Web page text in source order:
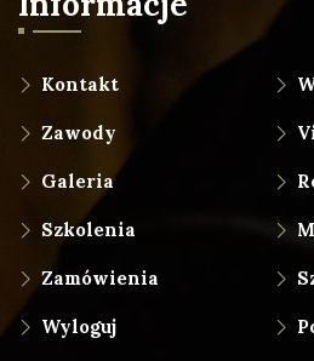
Kontakt
Zawody
Galeria
Szkolenia
Zamówienia
Wyloguj